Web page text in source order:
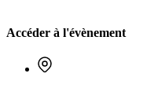
Accéder à l'évènement